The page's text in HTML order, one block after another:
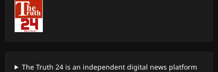
The Truth 24 is an independent digital news platform